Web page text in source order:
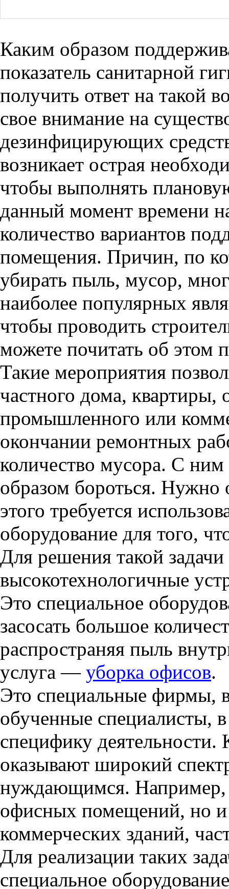
Каким образом
показатель санитарной
получить ответ на такой
свое внимание на
дезинфицирующих
возникает острая
чтобы выполнять
данный момент времени
количество вариантов
помещения. Причин, по
убирать пыль, мусор,
наиболее популярных
чтобы проводить
можете почитать об этом
Такие мероприятия
частного дома, квартиры,
промышленного или
окончании ремонтных
количество мусора. С
образом бороться. Нужно
этого требуется
оборудование для того,
Для решения такой
высокотехнологичные
Это специальное
засосать большое
распространяя пыль
услуга — уборка офисов.
Это специальные фирмы,
обученные специалисты,
специфику деятельности.
оказывают широкий
нуждающимся. Например,
офисных помещений, но
коммерческих зданий,
Для реализации таких
специальное